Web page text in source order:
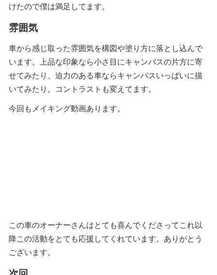
けたので僕は満足してます。
雰囲気
車から感じ取った雰囲気を構図や塗り方に落とし込んで
います。上品な印象なら小さ目にキャンバスの片方に寄
せてみたり、迫力のある車ならキャンバスいっぱいに描
いてみたり。コントラストも変えてます。
今回もメイキング動画あります。
この車のオーナーさんはとても喜んでくださってこれ以
降この活動をとても応援してくれています。ありがとう
ございます。